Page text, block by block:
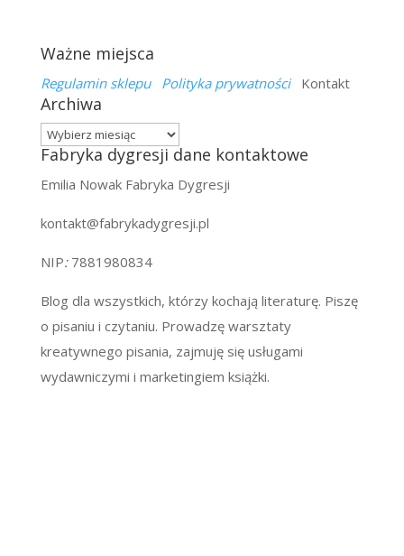
Ważne miejsca
Regulamin sklepu Polityka prywatnościKontakt
Archiwa
Archiwa
Fabryka dygresji dane kontaktowe
Emilia Nowak Fabryka Dygresji
kontakt@fabrykadygresji.pl
NIP: 7881980834
Blog dla wszystkich, którzy kochają literaturę. Piszę
o pisaniu i czytaniu. Prowadzę warsztaty
kreatywnego pisania, zajmuję się usługami
wydawniczymi i marketingiem książki.